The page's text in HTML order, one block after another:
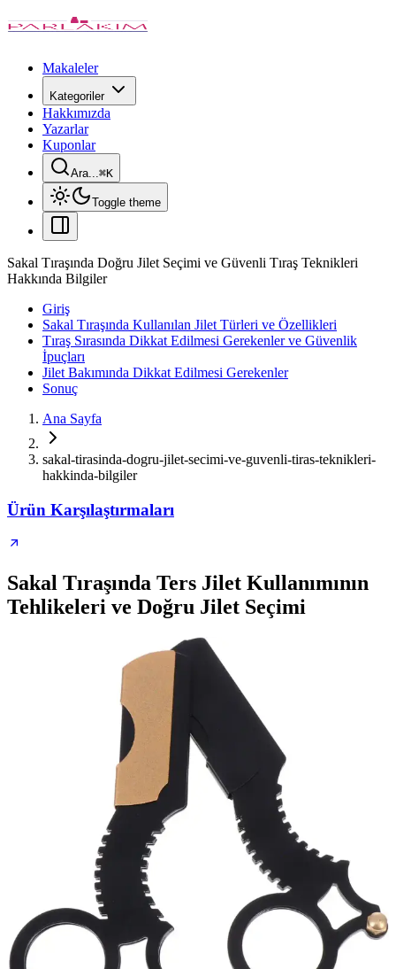
Makaleler
Kategoriler
Hakkımızda
Yazarlar
Kuponlar
Ara...⌘K
Toggle theme
Sakal Tıraşında Doğru Jilet Seçimi ve Güvenli Tıraş Teknikleri
Hakkında Bilgiler
Giriş
Sakal Tıraşında Kullanılan Jilet Türleri ve Özellikleri
Tıraş Sırasında Dikkat Edilmesi Gerekenler ve Güvenlik
İpuçları
Jilet Bakımında Dikkat Edilmesi Gerekenler
Sonuç
Ana Sayfa
sakal-tirasinda-dogru-jilet-secimi-ve-guvenli-tiras-teknikleri-
hakkinda-bilgiler
Ürün Karşılaştırmaları
Sakal Tıraşında Ters Jilet Kullanımının
Tehlikeleri ve Doğru Jilet Seçimi